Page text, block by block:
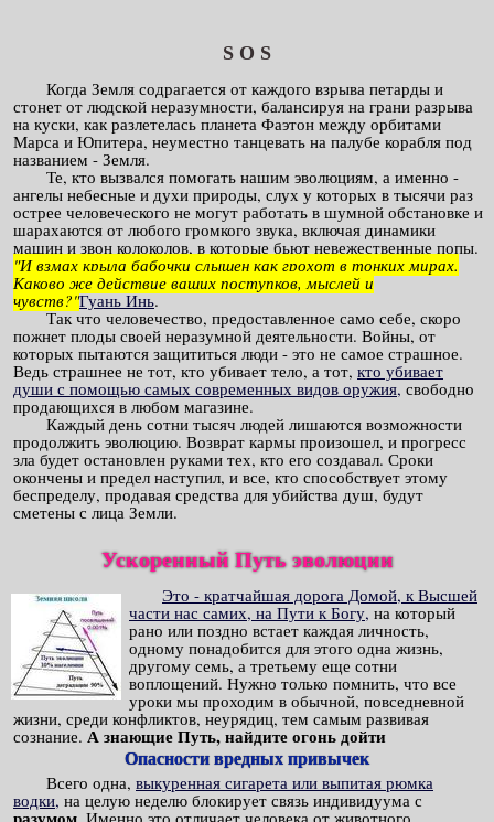
S O S
Когда Земля содрагается от каждого взрыва петарды и
стонет от людской неразумности, балансируя на грани разрыва
на куски, как разлетелась планета Фаэтон между орбитами
Марса и Юпитера, неуместно танцевать на палубе корабля под
названием - Земля.
Те, кто вызвался помогать нашим эволюциям, а именно -
ангелы небесные и духи природы, слух у которых в тысячи раз
острее человеческого не могут работать в шумной обстановке и
шарахаются от любого громкого звука, включая динамики
машин и звон колоколов, в которые бьют невежественные попы.
"И взмах крыла бабочки слышен как грохот в тонких мирах.
Каково же действие ваших поступков, мыслей и
чувств?"Гуань Инь.
Так что человечество, предоставленное само себе, скоро
пожнет плоды своей неразумной деятельности. Войны, от
которых пытаются защититься люди - это не самое страшное.
Ведь страшнее не тот, кто убивает тело, а тот, кто убивает
души с помощью самых современных видов оружия, свободно
продающихся в любом магазине.
Каждый день сотни тысяч людей лишаются возможности
продолжить эволюцию. Возврат кармы произошел, и прогресс
зла будет остановлен руками тех, кто его создавал. Сроки
окончены и предел наступил, и все, кто способствует этому
беспределу, продавая средства для убийства душ, будут
сметены с лица Земли.
Ускоренный Путь эволюции
Это - кратчайшая дорога Домой, к Высшей
части нас самих, на Пути к Богу, на который
рано или поздно встает каждая личность,
одному понадобится для этого одна жизнь,
другому семь, а третьему еще сотни
воплощений. Нужно только помнить, что все
уроки мы проходим в обычной, повседневной
жизни, среди конфликтов, неурядиц, тем самым развивая
сознание. А знающие Путь, найдите огонь дойти
Опасности вредных привычек
Всего одна, выкуренная сигарета или выпитая рюмка
водки, на целую неделю блокирует связь индивидуума с
. Именно это отличает человека от животного.